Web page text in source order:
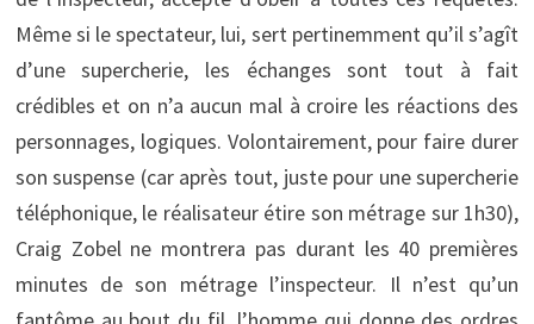
Même si le spectateur, lui, sert pertinemment qu’il s’agît
d’une supercherie, les échanges sont tout à fait
crédibles et on n’a aucun mal à croire les réactions des
personnages, logiques. Volontairement, pour faire durer
son suspense (car après tout, juste pour une supercherie
téléphonique, le réalisateur étire son métrage sur 1h30),
Craig Zobel ne montrera pas durant les 40 premières
minutes de son métrage l’inspecteur. Il n’est qu’un